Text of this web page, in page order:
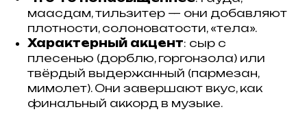
маасдам, тильзитер — они добавляют
плотности, солоноватости, «тела».
Характерный акцент: сыр с
плесенью (дорблю, горгонзола) или
твёрдый выдержанный (пармезан,
мимолет). Они завершают вкус, как
финальный аккорд в музыке.